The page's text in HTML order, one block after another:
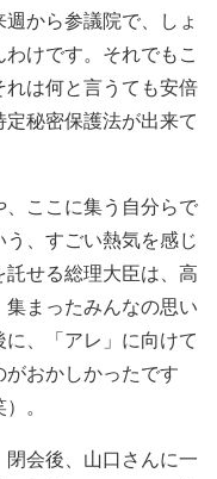
から参議院で、しょ
けです。それでもこ
は何と言うても安倍
秘密保護法が出来て
ここに集う自分らで
、すごい熱気を感じ
せる総理大臣は、高
まったみんなの思い
、「アレ」に向けて
おかしかったです
。
会後、山口さんに一